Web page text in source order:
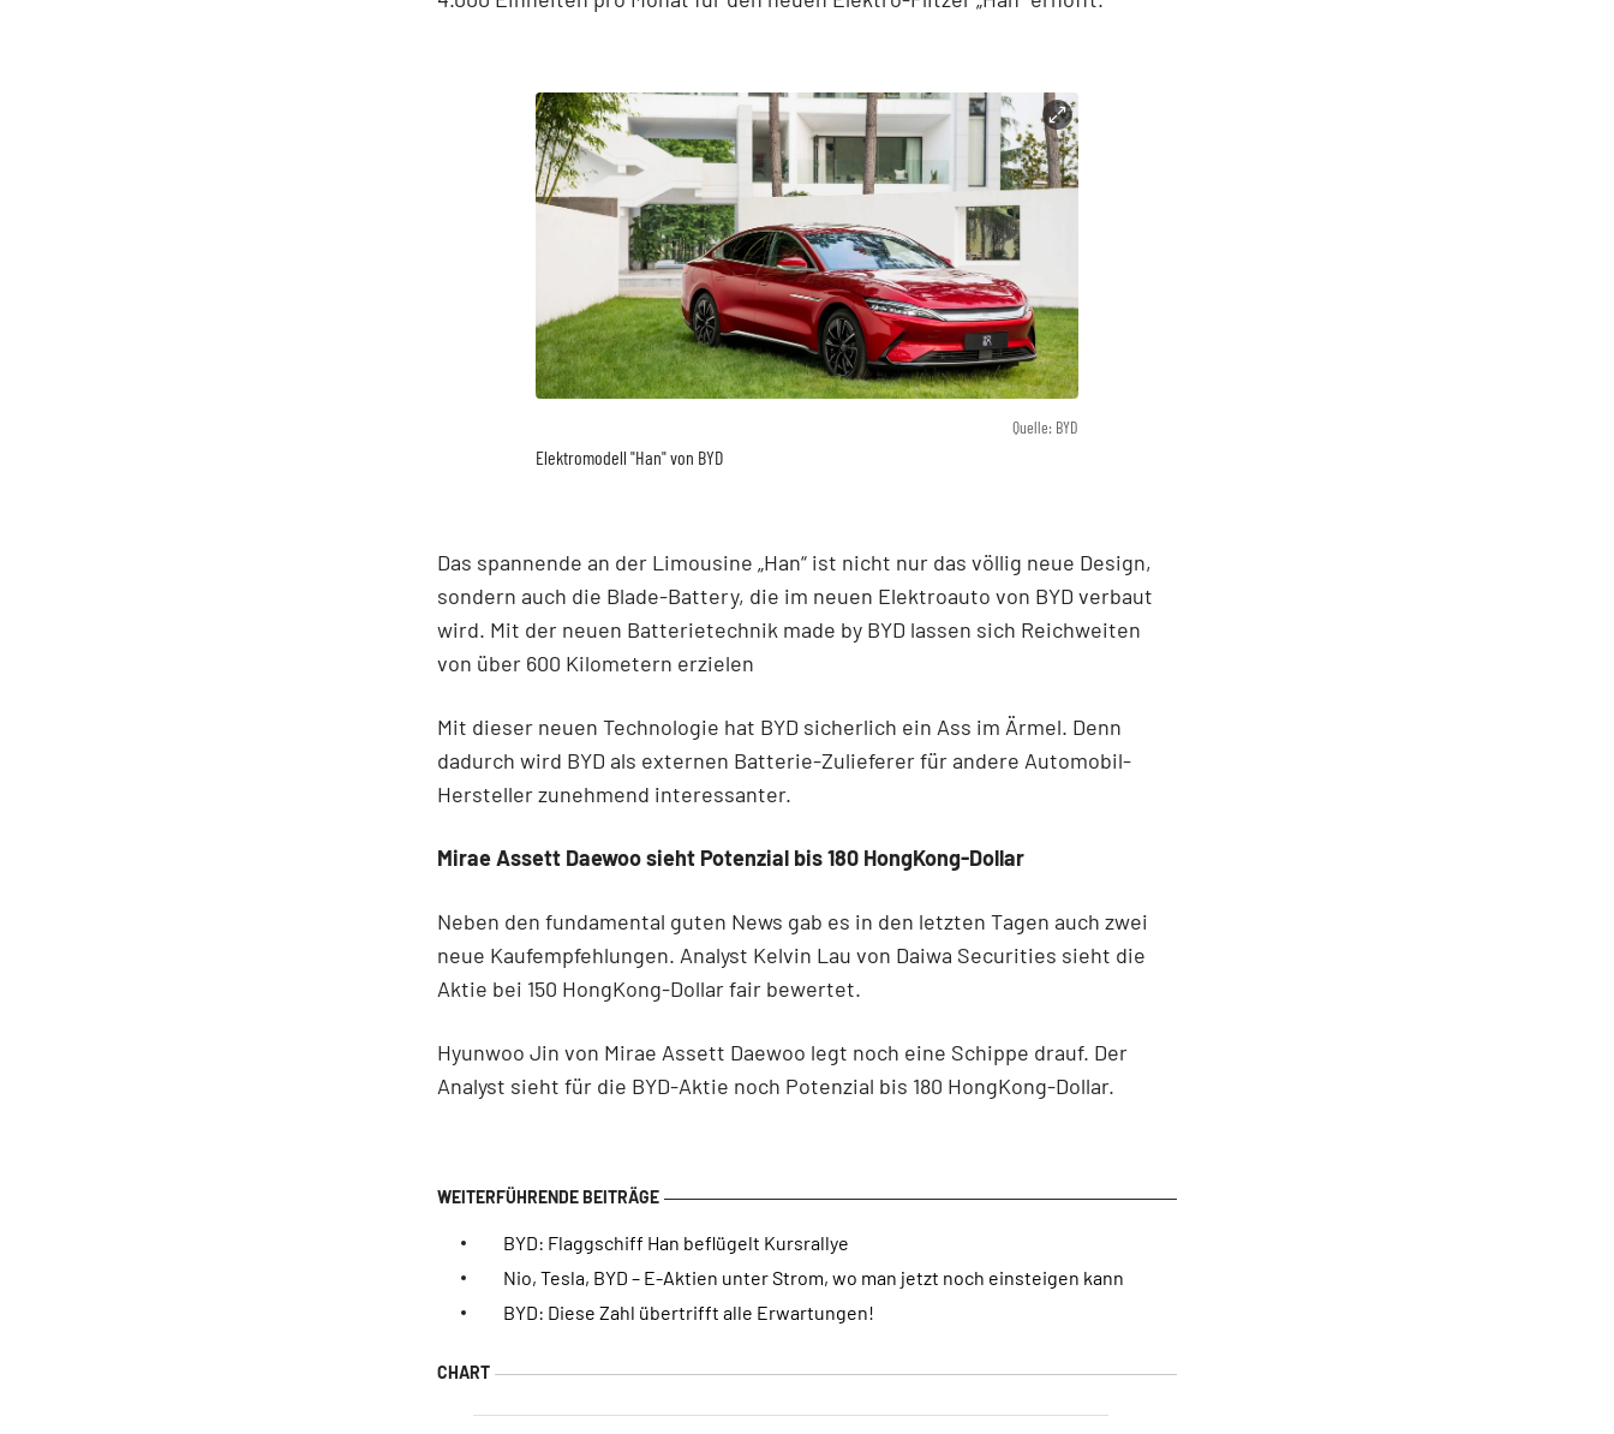
Quelle: BYD
Elektromodell "Han" von BYD
Das spannende an der Limousine „Han“ ist nicht nur das völlig neue Design,
sondern auch die Blade-Battery, die im neuen Elektroauto von BYD verbaut
wird. Mit der neuen Batterietechnik made by BYD lassen sich Reichweiten
von über 600 Kilometern erzielen
Mit dieser neuen Technologie hat BYD sicherlich ein Ass im Ärmel. Denn
dadurch wird BYD als externen Batterie-Zulieferer für andere Automobil-
Hersteller zunehmend interessanter.
Mirae Assett Daewoo sieht Potenzial bis 180 HongKong-Dollar
Neben den fundamental guten News gab es in den letzten Tagen auch zwei
neue Kaufempfehlungen. Analyst Kelvin Lau von Daiwa Securities sieht die
Aktie bei 150 HongKong-Dollar fair bewertet.
Hyunwoo Jin von Mirae Assett Daewoo legt noch eine Schippe drauf. Der
Analyst sieht für die BYD-Aktie noch Potenzial bis 180 HongKong-Dollar.
BYD: Flaggschiff Han beflügelt Kursrallye
Nio, Tesla, BYD – E-Aktien unter Strom, wo man jetzt noch einsteigen kann
BYD: Diese Zahl übertrifft alle Erwartungen!